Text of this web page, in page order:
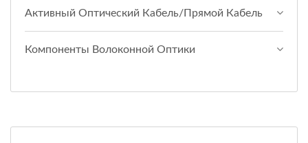
Активный Оптический Кабель/прямой Кабель
Компоненты Волоконной Оптики